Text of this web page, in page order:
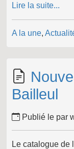
Lire la suite...
A la une,
Bailleul
Publié le par
Le catalogue de